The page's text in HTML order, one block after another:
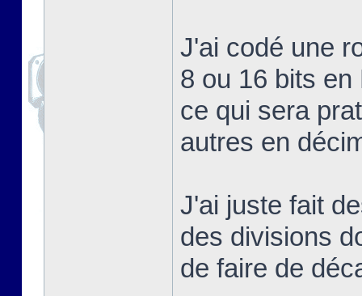
J'ai codé une
8 ou 16 bits en
ce qui sera
autres en
J'ai juste fait
des divisions
de faire de